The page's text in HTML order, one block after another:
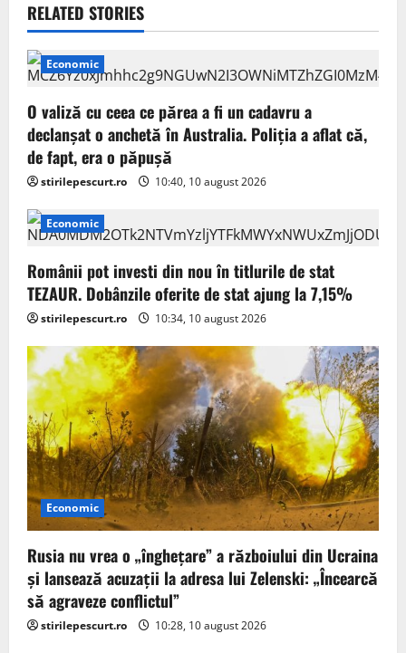
v
i
g
a
t
i
o
n
RELATED STORIES
Economic
O valiză cu ceea ce părea a fi un cadavru a
declanșat o anchetă în Australia. Poliția a aflat că,
de fapt, era o păpușă
stirilepescurt.ro 10:40, 10 august 2026
Economic
Românii pot investi din nou în titlurile de stat
TEZAUR. Dobânzile oferite de stat ajung la 7,15%
stirilepescurt.ro 10:34, 10 august 2026
Economic
Rusia nu vrea o „înghețare” a războiului din Ucraina
și lansează acuzații la adresa lui Zelenski: „Încearcă
să agraveze conflictul”
stirilepescurt.ro 10:28, 10 august 2026